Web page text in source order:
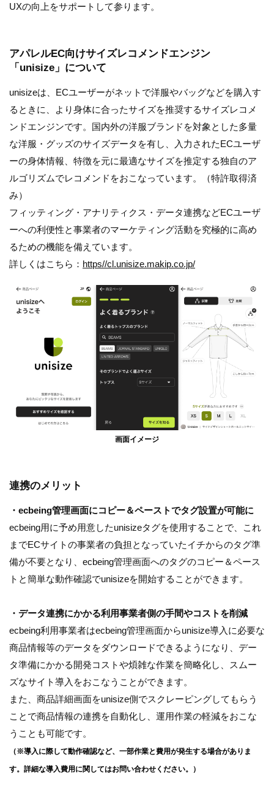
UXの向上をサポートして参ります。
アパレルEC向けサイズレコメンドエンジン
「unisize」について
unisizeは、ECユーザーがネットで洋服やバッグなどを購入す
るときに、より身体に合ったサイズを推奨するサイズレコメ
ンドエンジンです。国内外の洋服ブランドを対象とした多量
な洋服・グッズのサイズデータを有し、入力されたECユーザ
ーの身体情報、特徴を元に最適なサイズを推定する独自のア
ルゴリズムでレコメンドをおこなっています。（特許取得済
み）
フィッティング・アナリティクス・データ連携などECユーザ
ーへの利便性と事業者のマーケティング活動を究極的に高め
るための機能を備えています。
詳しくはこちら： https//cl.unisize.makip.co.jp/
画面イメージ
連携のメリット
・ecbeing管理画面にコピー＆ペーストでタグ設置が可能に
ecbeing用に予め用意したunisizeタグを使用することで、これ
までECサイトの事業者の負担となっていたイチからのタグ準
備が不要となり、ecbeing管理画面へのタグのコピー＆ペース
トと簡単な動作確認でunisizeを開始することができます。
・データ連携にかかる利用事業者側の手間やコストを削減
ecbeing利用事業者はecbeing管理画面からunisize導入に必要な
商品情報等のデータをダウンロードできるようになり、デー
タ準備にかかる開発コストや煩雑な作業を簡略化し、スムー
ズなサイト導入をおこなうことができます。
また、商品詳細画面をunisize側でスクレーピングしてもらう
ことで商品情報の連携を自動化し、運用作業の軽減をおこな
うことも可能です。
（※導入に際して動作確認など、一部作業と費用が発生する場合がありま
す。詳細な導入費用に関してはお問い合わせください。）